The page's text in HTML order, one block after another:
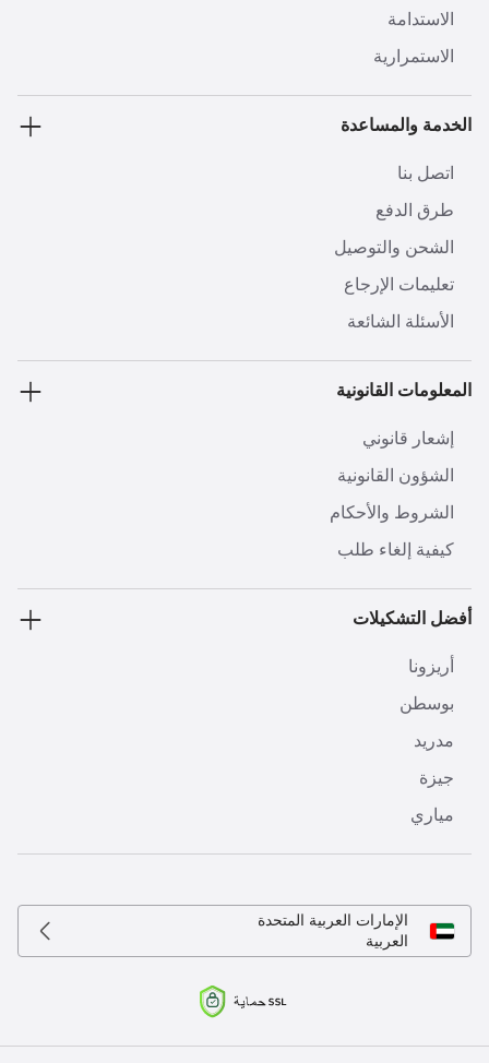
الاستدامة
الاستمرارية
الخدمة والمساعدة
اتصل بنا
طرق الدفع
الشحن والتوصيل
تعليمات الإرجاع
الأسئلة الشائعة
المعلومات القانونية
إشعار قانوني
الشؤون القانونية
الشروط والأحكام
كيفية إلغاء طلب
أفضل التشكيلات
أريزونا
بوسطن
مدريد
جيزة
مياري
الإمارات العربية المتحدة
العربية